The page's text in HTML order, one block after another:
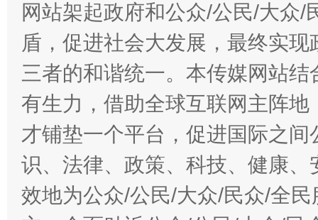
网站架起政府和公众/公民/大众
盾，促进社会大发展，最终实
三者的和谐统一。本传媒网站
有生力，借助全球互联网主阵
才铺垫一个平台，促进国际之
识、法律、政策、科技、健康
效地为公众/公民/大众/民众/全